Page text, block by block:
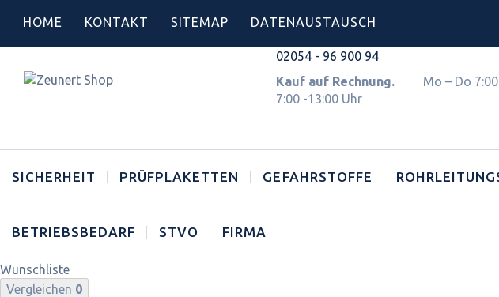
HOME KONTAKT SITEMAP DATENAUSTAUSCH
02054 - 96 900 94
Kauf auf Rechnung. Mo – Do
7:00 -13:00 Uhr
SICHERHEIT PRÜFPLAKETTEN GEFAHRSTOFFE
BETRIEBSBEDARF STVO FIRMA
Wunschliste
Vergleichen 0